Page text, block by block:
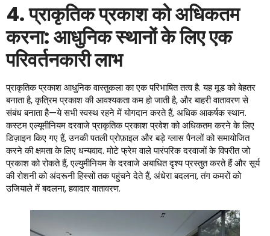
4. प्राकृतिक प्रकाश को अधिकतम
करना: आधुनिक स्थानों के लिए एक
परिवर्तनकारी लाभ
प्राकृतिक प्रकाश आधुनिक वास्तुकला का एक परिभाषित तत्व है. यह मूड को बेहतर
बनाता है, कृत्रिम प्रकाश की आवश्यकता कम हो जाती है, और बाहरी वातावरण से
संबंध बनाता है—ये सभी स्वस्थ रहने में योगदान करते हैं, अधिक आकर्षक स्थान.
कस्टम एल्यूमीनियम दरवाजे प्राकृतिक प्रकाश प्रवेश को अधिकतम करने के लिए
डिज़ाइन किए गए हैं, उनकी पतली प्रोफ़ाइल और बड़े ग्लास पैनलों को समायोजित
करने की क्षमता के लिए धन्यवाद. मोटे फ्रेम वाले पारंपरिक दरवाजों के विपरीत जो
प्रकाश को रोकते हैं, एल्युमीनियम के दरवाजे अबाधित दृश्य प्रस्तुत करते हैं और सूर्य
की रोशनी को अंदरूनी हिस्सों तक पहुंचने देते हैं, अंधेरा बदलना, तंग कमरों को
उजियाले में बदलना, हवादार वातावरण.